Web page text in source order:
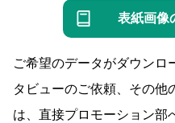
表紙画像
ご希望のデータがダウンロ
タビューのご依頼、その他
は、直接プロモーション部